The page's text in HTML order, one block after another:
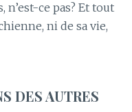
n’est-ce pas? Et tout
ni de sa vie,
DES AUTRES